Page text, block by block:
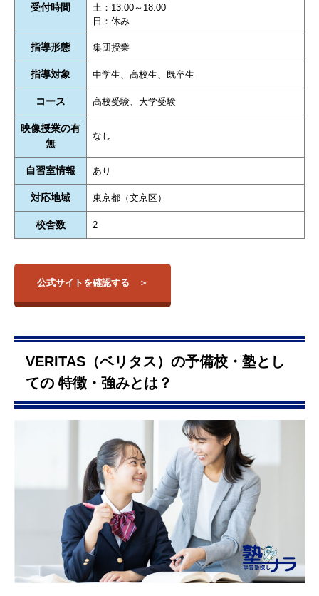
受付時間
土：13:00～18:00
日：休み
指導形態 集団授業
指導対象 中学生、高校生、既卒生
コース 高校受験、大学受験
映像授業の有
無
なし
自習室情報 あり
対応地域 東京都（文京区）
校舎数 2
公式サイトを確認する
VERITAS（ベリタス）の予備校・塾とし
ての 特徴・強みとは？